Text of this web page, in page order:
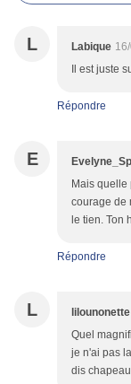
L Labique
Il est juste
Répondre
E
Mais quelle
courage de
le tien. Ton
Répondre
L lilounonette
Quel
je n'ai pas
dis